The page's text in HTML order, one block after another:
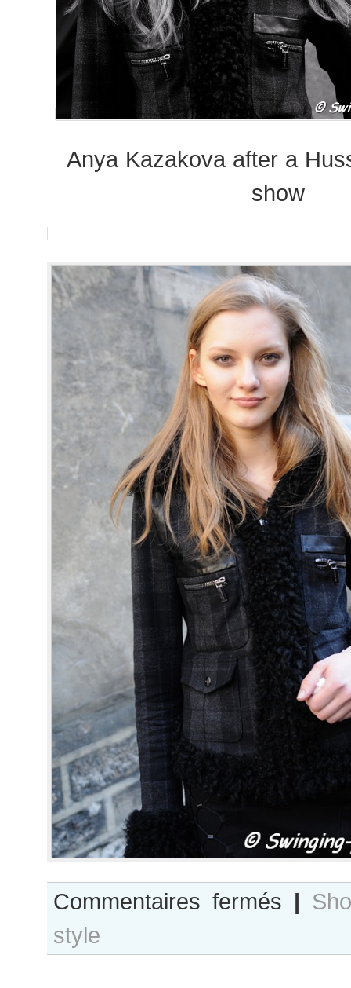
Anya Kazakova after a
show
Commentaires fermés Les
Russes
|
style